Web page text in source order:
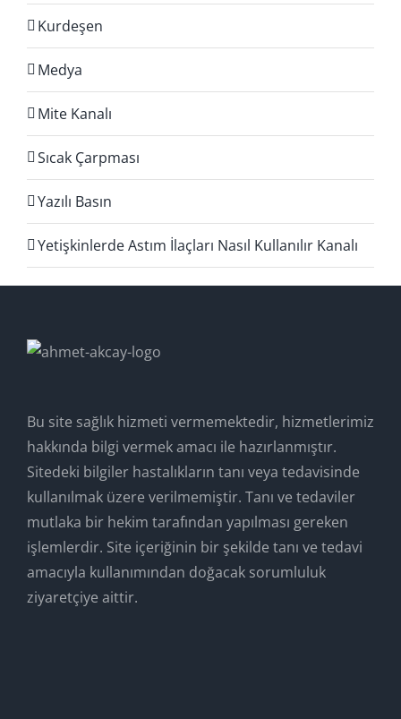
Kurdeşen
Medya
Mite Kanalı
Sıcak Çarpması
Yazılı Basın
Yetişkinlerde Astım İlaçları Nasıl Kullanılır Kanalı
Bu site sağlık hizmeti vermemektedir, hizmetlerimiz
hakkında bilgi vermek amacı ile hazırlanmıştır.
Sitedeki bilgiler hastalıkların tanı veya tedavisinde
kullanılmak üzere verilmemiştir. Tanı ve tedaviler
mutlaka bir hekim tarafından yapılması gereken
işlemlerdir. Site içeriğinin bir şekilde tanı ve tedavi
amacıyla kullanımından doğacak sorumluluk
ziyaretçiye aittir.